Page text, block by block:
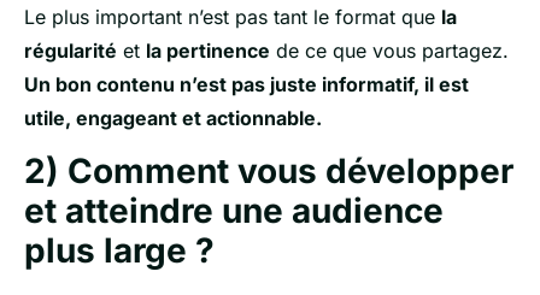
Le plus important n’est pas tant le format que la
régularité et la pertinence de ce que vous partagez.
Un bon contenu n’est pas juste informatif, il est
utile, engageant et actionnable.
2) Comment vous développer
et atteindre une audience
plus large ?